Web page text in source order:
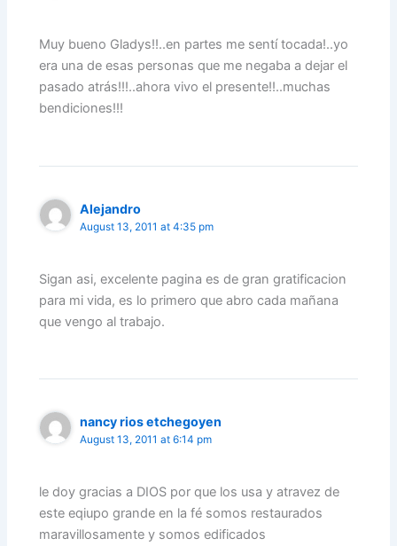
Muy bueno Gladys!!..en partes me sentí tocada!..yo
era una de esas personas que me negaba a dejar el
pasado atrás!!!..ahora vivo el presente!!..muchas
bendiciones!!!
Alejandro
August 13, 2011 at 4:35 pm
Sigan asi, excelente pagina es de gran gratificacion
para mi vida, es lo primero que abro cada mañana
que vengo al trabajo.
nancy rios etchegoyen
August 13, 2011 at 6:14 pm
le doy gracias a DIOS por que los usa y atravez de
este eqiupo grande en la fé somos restaurados
maravillosamente y somos edificados